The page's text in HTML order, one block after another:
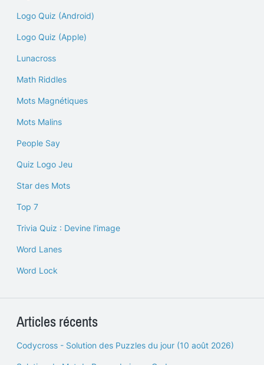
Logo Quiz (Android)
Logo Quiz (Apple)
Lunacross
Math Riddles
Mots Magnétiques
Mots Malins
People Say
Quiz Logo Jeu
Star des Mots
Top 7
Trivia Quiz : Devine l'image
Word Lanes
Word Lock
Articles récents
Codycross - Solution des Puzzles du jour (10 août 2026)